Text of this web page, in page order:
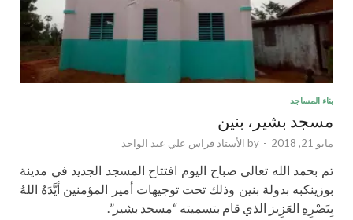
بناء المساجد
مسجد بشير، بنين
مايو 21, 2018 -
by الأستاذ فراس علي عبد الواحد
تم بحمد الله تعالى صباح اليوم افتتاح المسجد الجديد في مدينة
بوزينكبه بدولة بنين وذلك تحت توجيهات أمير المؤمنين أيَّدَهُ اللهُ
بِنَصْرِهِ العَزِيز الذي قام بتسميته “مسجد بشير”.